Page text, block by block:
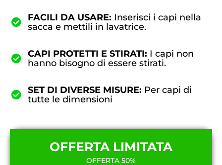
FACILI DA USARE: Inserisci i capi nella
sacca e mettili in lavatrice.
CAPI PROTETTI E STIRATI: I capi non
hanno bisogno di essere stirati.
SET DI DIVERSE MISURE: Per capi di
tutte le dimensioni
OFFERTA LIMITATA
OFFERTA 50%